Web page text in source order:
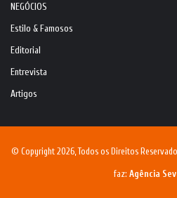
NEGÓCIOS
Estilo & Famosos
Editorial
Entrevista
Artigos
© Copyright 2026, Todos os Direitos
faz: Agência